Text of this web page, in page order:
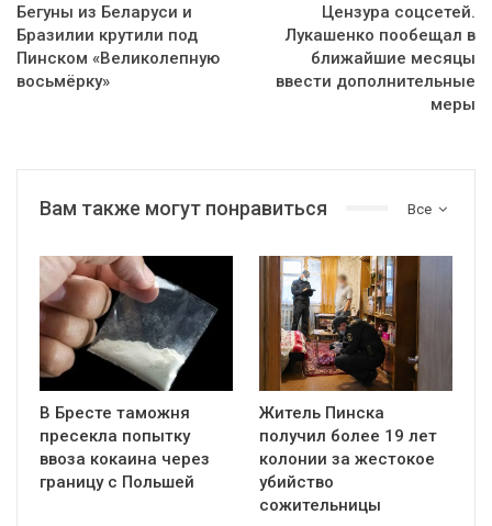
Бегуны из Беларуси и
Бразилии крутили под
Пинском «Великолепную
восьмёрку»
Цензура соцсетей.
Лукашенко пообещал в
ближайшие месяцы
ввести дополнительные
меры
Все
Вам также могут понравиться
В Бресте таможня
пресекла попытку
ввоза кокаина через
границу с Польшей
Житель Пинска
получил более 19 лет
колонии за жестокое
убийство
сожительницы